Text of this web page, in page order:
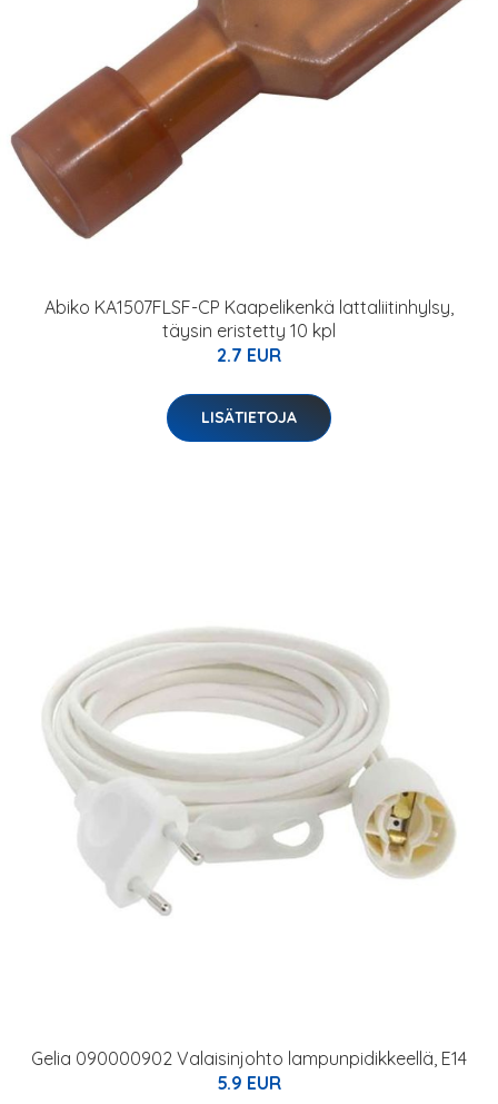
Abiko KA1507FLSF-CP Kaapelikenkä lattaliitinhylsy,
täysin eristetty 10 kpl
2.7 EUR
LISÄTIETOJA
Gelia 090000902 Valaisinjohto lampunpidikkeellä, E14
5.9 EUR